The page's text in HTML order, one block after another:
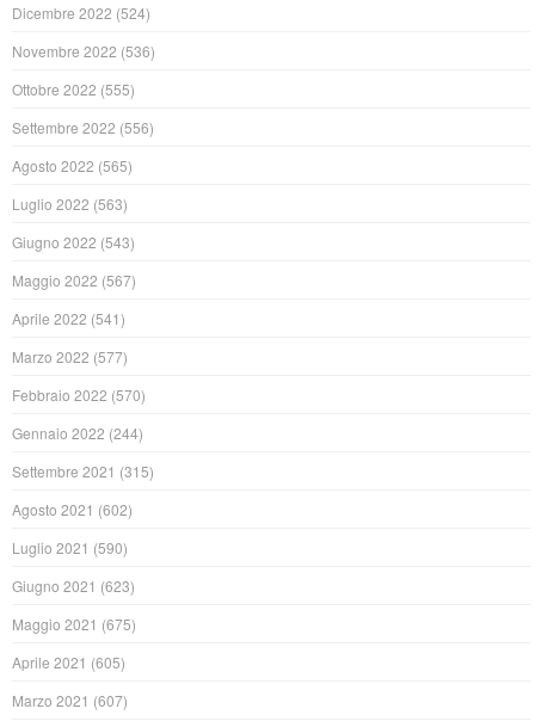
Dicembre 2022 (524)
Novembre 2022 (536)
Ottobre 2022 (555)
Settembre 2022 (556)
Agosto 2022 (565)
Luglio 2022 (563)
Giugno 2022 (543)
Maggio 2022 (567)
Aprile 2022 (541)
Marzo 2022 (577)
Febbraio 2022 (570)
Gennaio 2022 (244)
Settembre 2021 (315)
Agosto 2021 (602)
Luglio 2021 (590)
Giugno 2021 (623)
Maggio 2021 (675)
Aprile 2021 (605)
Marzo 2021 (607)